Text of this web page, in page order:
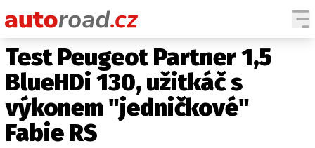
AUTA
TESTY AUT
NOVINKY
Test Peugeot Partner 1,5
BlueHDi 130, užitkáč s
výkonem "jedničkové"
Fabie RS